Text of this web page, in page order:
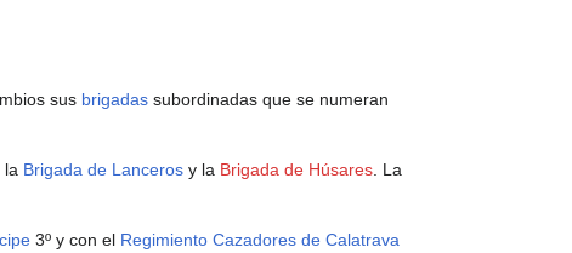
sus brigadas subordinadas que se numeran
la Brigada de Lanceros y la Brigada de Húsares . La
3º y con el Regimiento Cazadores de Calatrava